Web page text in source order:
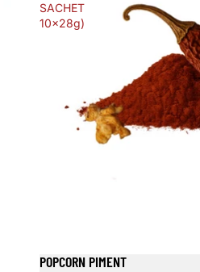
SACHET
10x28g)
POPCORN PIMENT